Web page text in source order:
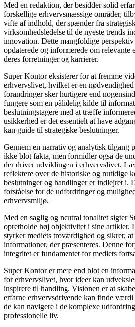
Med en redaktion, der besidder solid
forskellige erhvervsmæssige områder,
vifte af indhold, der spænder fra
virksomhedsledelse til de nyeste trends
innovation. Dette mangfoldige
opdaterede og informerede om relevante
deres forretninger og karrierer.
Super Kontor eksisterer for at fremme
erhvervslivet, hvilket er en
forandringer sker hurtigere end
fungere som en pålidelig kilde til
beslutningstagere med at træffe
usikkerhed er det essentielt at have
kan guide til strategiske beslutninger.
Gennem en narrativ og analytisk tilgang
ikke blot fakta, men formidler også de
der driver udviklingen i erhvervslivet.
reflektere over de historiske og nutidige
beslutninger og handlinger er indlejret i.
forståelse for de udfordringer og
erhvervsmiljø.
Med en saglig og neutral tonalitet sigter
opretholde høj objektivitet i sine artikler.
styrker mediets troværdighed og sikrer,
informationer, der præsenteres. Denne
integritet er fundamentet for mediets
Super Kontor er mere end blot en
for erhvervslivet, hvor ideer kan
inspirere til handling. Visionen er at
erfarne erhvervsdrivende kan finde værdi
de kan navigere i de komplexe
professionelle liv.